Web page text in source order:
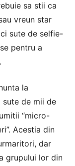
sa stii ca
vreun star
sute de selfie-
pentru a
la
sute de mii de
“micro-
Acestia din
dar
grupului lor din